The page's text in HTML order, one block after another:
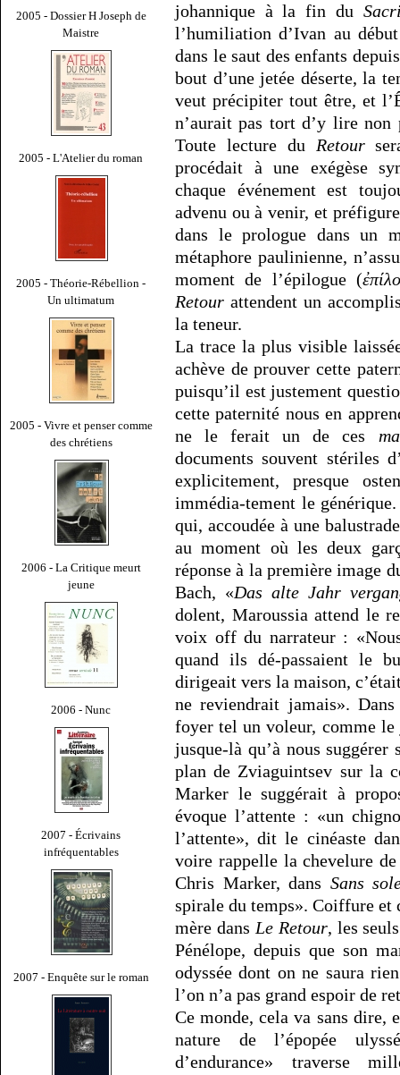
2005 - Dossier H Joseph de
Maistre
2005 - L'Atelier du roman
2005 - Théorie-Rébellion -
Un ultimatum
2005 - Vivre et penser comme
des chrétiens
2006 - La Critique meurt
jeune
2006 - Nunc
2007 - Écrivains
infréquentables
2007 - Enquête sur le roman
johannique à la fin du
l’humiliation d’Ivan au
dans le saut des enfants
bout d’une jetée déserte, la
veut précipiter tout être, et
n’aurait pas tort d’y lire
Toute lecture du Retour
procédait à une exégèse
chaque événement est
advenu ou à venir, et
dans le prologue dans un
métaphore paulinienne,
moment de l’épilogue (
Retour attendent un
la teneur.
La trace la plus visible
achève de prouver cette
puisqu’il est justement
cette paternité nous en
ne le ferait un de ces
documents souvent stériles
explicitement, presque
immédia-tement le
qui, accoudée à une
au moment où les deux
réponse à la première image
Bach, «Das alte Jahr
dolent, Maroussia attend le
voix off du narrateur :
quand ils dé-passaient le
dirigeait vers la maison,
ne reviendrait jamais».
foyer tel un voleur, comme le
jusque-là qu’à nous
plan de Zviaguintsev sur la
Marker le suggérait à
évoque l’attente : «un
l’attente», dit le cinéaste
voire rappelle la chevelure
Chris Marker, dans Sans
spirale du temps». Coiffure et
mère dans Le Retour, les
Pénélope, depuis que son
odyssée dont on ne saura
l’on n’a pas grand espoir de
Ce monde, cela va sans dire,
nature de l’épopée
d’endurance» traverse